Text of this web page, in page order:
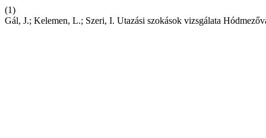
(1)
Gál, J.; Kelemen, L.; Szeri, I. Utazási szokások vizsgálata